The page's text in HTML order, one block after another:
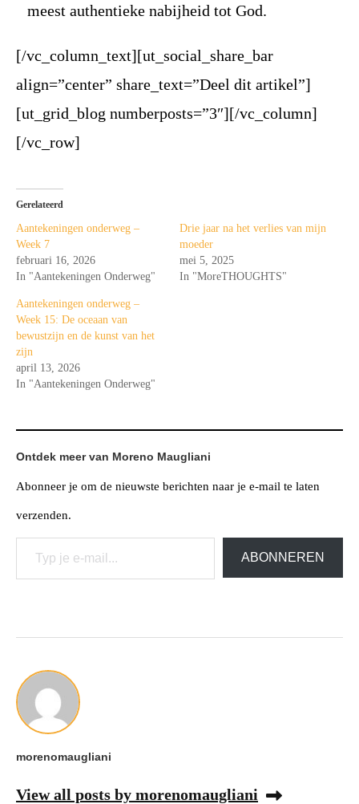
meest authentieke nabijheid tot God.
[/vc_column_text][ut_social_share_bar
align=”center” share_text=”Deel dit artikel”]
[ut_grid_blog numberposts=”3″][/vc_column]
[/vc_row]
Gerelateerd
Aantekeningen onderweg –
Week 7
februari 16, 2026
In "Aantekeningen Onderweg"
Drie jaar na het verlies van mijn
moeder
mei 5, 2025
In "MoreTHOUGHTS"
Aantekeningen onderweg –
Week 15: De oceaan van
bewustzijn en de kunst van het
zijn
april 13, 2026
In "Aantekeningen Onderweg"
Ontdek meer van Moreno Maugliani
Abonneer je om de nieuwste berichten naar je e-mail te laten
verzenden.
Typ je e-mail...
ABONNEREN
morenomaugliani
View all posts by morenomaugliani